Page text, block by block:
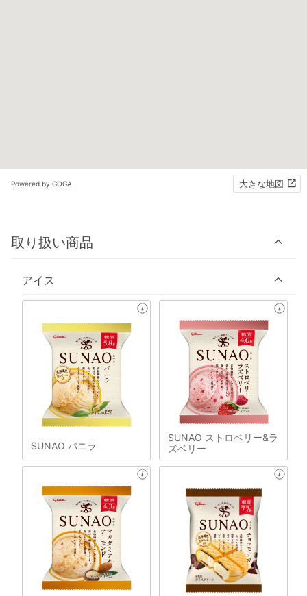
Powered by GOGA 大きな地図
取り扱い商品
アイス
SUNAO バニラ
SUNAO ストロベリー&ラ
ズベリー